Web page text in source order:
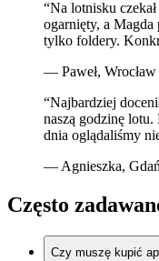
“Na lotnisku
ogarnięty, a Magda
tylko foldery.
— Paweł, Wrocław
“Najbardziej
naszą godzinę
dnia oglądaliśmy
—Agnieszka,
Często
Czy muszę kupić